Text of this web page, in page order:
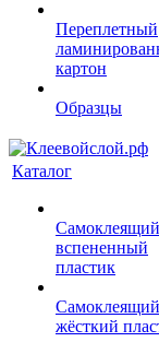
Переплетный
картон
Образцы
Каталог
вспененный
пластик
жёсткий